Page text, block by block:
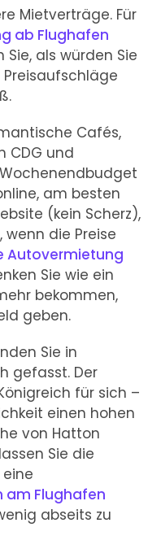
Mietverträge. Für
ab Flughafen
Sie, als würden Sie
Cafés,
CDG und
am besten
(kein Scherz),
die Preise
Autovermietung
Sie wie ein
bekommen,
geben.
Sie in
gefasst. Der
für sich –
einen hohen
von Hatton
Sie die
eine
am Flughafen
abseits zu